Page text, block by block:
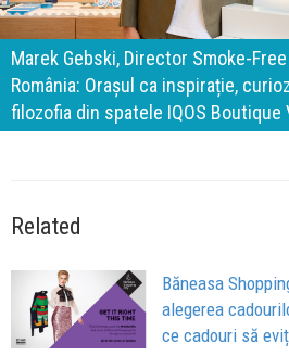
140 de ani de Mercedes-Benz.
important „test al timpului” este
cu aceeași responsabilitate față
calitate
Related
Băneasa
alegerea
ce cadouri să